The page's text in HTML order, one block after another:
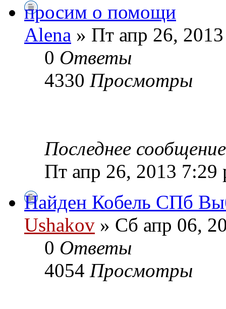
просим о помощи
Alena » Пт апр 26,
0 Ответы
4330 Просмотры
Последнее
Пт апр 26, 2013 7:29
Найден Кобель СПб
Ushakov » Сб апр 06,
0 Ответы
4054 Просмотры